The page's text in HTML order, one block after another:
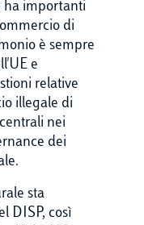
ha importanti
di
è sempre
e
relative
illegale di
nei
dei
sta
DISP, così